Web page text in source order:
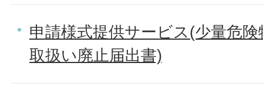
申請様式提供サービス(少量危
取扱い廃止届出書)